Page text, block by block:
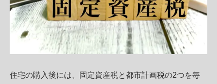
住宅の購入後には、固定資産税と都市計画税の2つを毎